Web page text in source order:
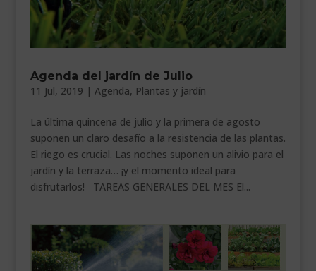
Agenda del jardín de Julio
11 Jul, 2019 | Agenda, Plantas y jardín
La última quincena de julio y la primera de agosto
suponen un claro desafío a la resistencia de las plantas.
El riego es crucial. Las noches suponen un alivio para el
jardín y la terraza… ¡y el momento ideal para
disfrutarlos! TAREAS GENERALES DEL MES El...